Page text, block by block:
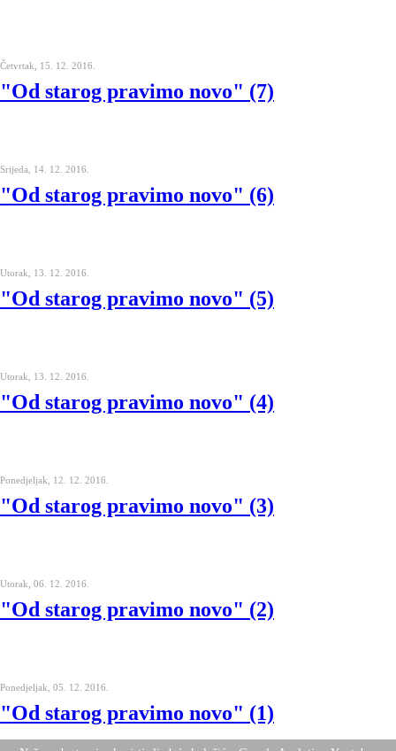
Četvrtak, 15. 12. 2016.
"Od starog pravimo novo" (7)
Srijeda, 14. 12. 2016.
"Od starog pravimo novo" (6)
Utorak, 13. 12. 2016.
"Od starog pravimo novo" (5)
Utorak, 13. 12. 2016.
"Od starog pravimo novo" (4)
Ponedjeljak, 12. 12. 2016.
"Od starog pravimo novo" (3)
Utorak, 06. 12. 2016.
"Od starog pravimo novo" (2)
Ponedjeljak, 05. 12. 2016.
"Od starog pravimo novo" (1)